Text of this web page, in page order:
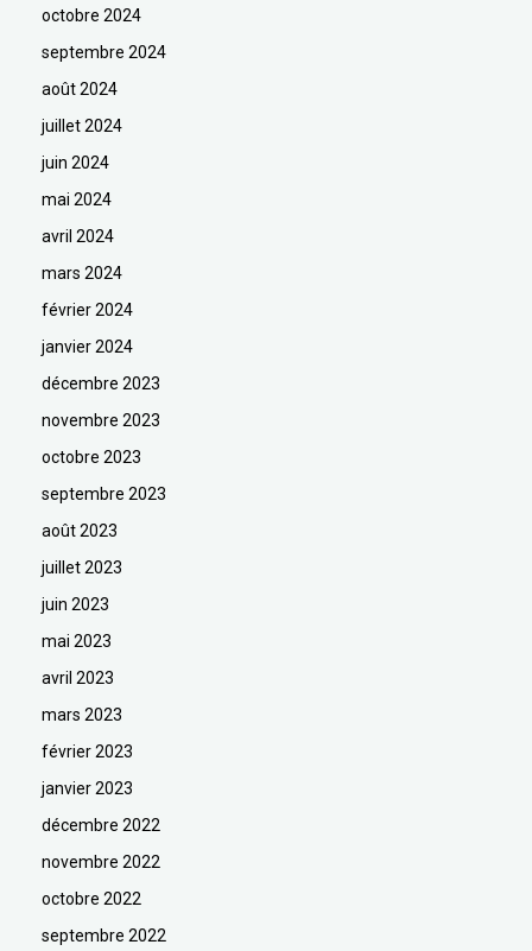
octobre 2024
septembre 2024
août 2024
juillet 2024
juin 2024
mai 2024
avril 2024
mars 2024
février 2024
janvier 2024
décembre 2023
novembre 2023
octobre 2023
septembre 2023
août 2023
juillet 2023
juin 2023
mai 2023
avril 2023
mars 2023
février 2023
janvier 2023
décembre 2022
novembre 2022
octobre 2022
septembre 2022